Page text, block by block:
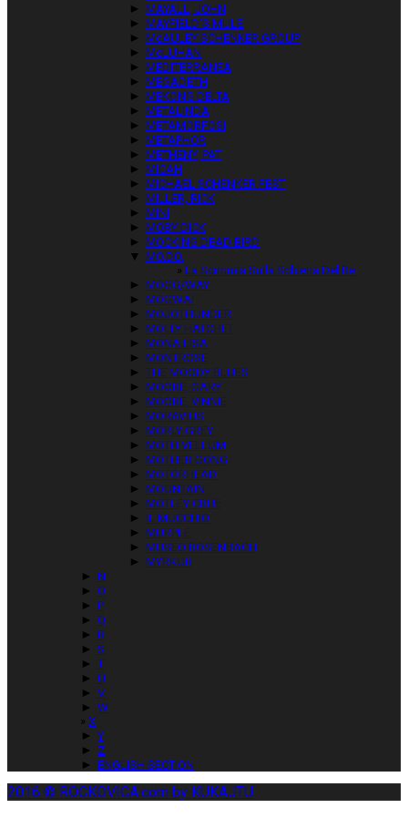
► MAYALL, JOHN
► MAYFIELD‘S MULE
► McAULEY SCHENKER GROUP
► McLUHAN
► MEDITERRANEA
► MEGADETH
► MEKONG DELTA
► METALINDA
► METAMORFOSI
► METAPHOR
► METHENY, PAT
► MICAH
► MICHAEL SCHENKER FEST
► MILLER, RICK
► MINI
► MOBY DICK
► MOCKING DEAD BIRD
▼ MO.DO.
La Scimmia Sulla Schiena Del Re
► MOGG/WAY
► MOGWAI
► MOJOTHUNDER
► MOLLY HATCHET
► MONA LISA
► MONTROSE
► THE MOODY BLUES
► MOORE, GARY
► MOORE, VINNIE
► MORAVIUS
► MORLY GREY
► MOTH VELLUM
► MOTHER GONG
► MOTÖRHEAD
► MOUNTAIN
► MÖTLEY CRÜE
► IL MUCCHIO
► MURPLE
► MUSEO ROSENBACH
► MYRKUR
► N
► O
► P
► Q
► R
► S
► T
► U
► V
► W
X
► Y
► Z
► ENGLISH SECTION
2016 © ROCKOVICA.com by KUKAJTU